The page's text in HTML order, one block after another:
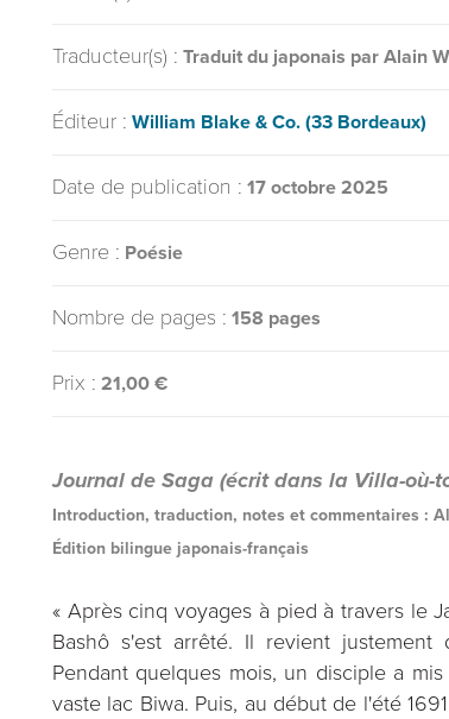
Traducteur(s) : Traduit du japonais par Alain
Éditeur : William Blake & Co. (33 Bordeaux)
Date de publication : 17 octobre 2025
Genre : Poésie
Nombre de pages : 158 pages
Prix : 21,00 €
Journal de Saga (écrit dans la Villa-où-
Introduction, traduction, notes et commentaires :
Édition bilingue japonais-français
« Après cinq voyages à pied à travers le
Bashô s'est arrêté. Il revient
Pendant quelques mois, un disciple a
vaste lac Biwa. Puis, au début de l'été